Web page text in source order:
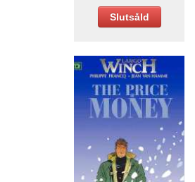
Slutsåld